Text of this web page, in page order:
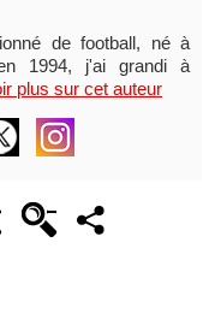
de football, né à
en 1994, j'ai grandi à
plus sur cet auteur